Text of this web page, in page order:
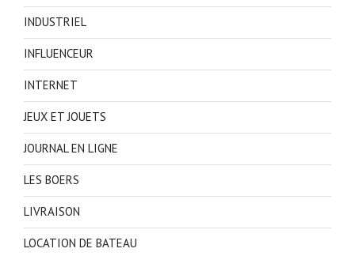
INDUSTRIEL
INFLUENCEUR
INTERNET
JEUX ET JOUETS
JOURNAL EN LIGNE
LES BOERS
LIVRAISON
LOCATION DE BATEAU